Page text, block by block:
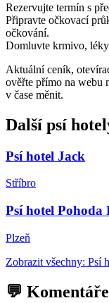
Rezervujte termín s
Připravte očkovací
očkování.
Domluvte krmivo, léky
Aktuální ceník,
ověřte přímo na webu
v čase měnit.
Další psí
Psí hotel Jack
Stříbro
Psí hotel Pohoda
Plzeň
Zobrazit všechny: Psí
💬 Komentáře